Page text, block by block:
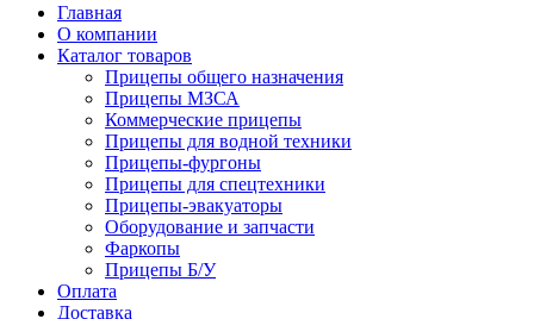
Главная
О компании
Каталог товаров
Прицепы общего назначения
Прицепы МЗСА
Коммерческие прицепы
Прицепы для водной техники
Прицепы-фургоны
Прицепы для спецтехники
Прицепы-эвакуаторы
Оборудование и запчасти
Фаркопы
Прицепы Б/У
Оплата
Доставка